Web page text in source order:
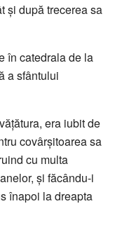
și după trecerea sa
în catedrala de la
a sfântului
era iubit de
covârșitoarea sa
cu multa
și făcându-i
înapoi la dreapta